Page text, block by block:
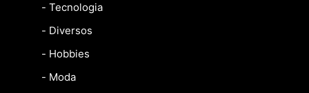
- Tecnologia
- Diversos
- Hobbies
- Moda